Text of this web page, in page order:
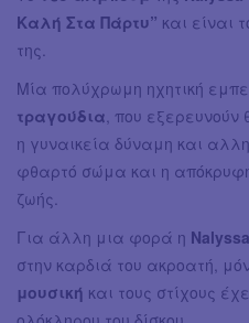
Καλή Στα Πάρτυ” και είναι
της.
Μία πολύχρωμη ηχητική
τραγούδια , που
η γυναικεία δύναμη και
φθαρτό σώμα και η απόκρυφη
ζωής.
Για άλλη μια φορά η
στην καρδιά του ακροατή,
μουσική και τους στίχους